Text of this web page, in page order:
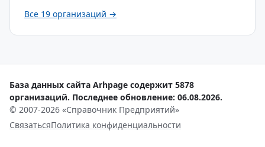
Все 19 организаций →
База данных сайта Arhpage содержит 5878
организаций. Последнее обновление: 06.08.2026.
© 2007-2026 «Справочник Предприятий»
СвязатьсяПолитика конфиденциальности